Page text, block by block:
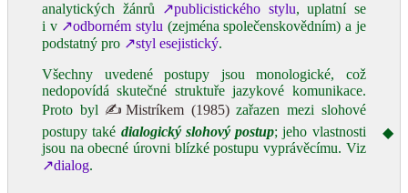
analytických žánrů
↗publicistického stylu, uplatní se
i v ↗odborném stylu (zejména společenskovědním) a je
podstatný pro ↗styl esejistický.
Všechny uvedené postupy jsou monologické, což
nedopovídá skutečné struktuře jazykové komunikace.
Proto byl ✍Mistríkem (1985)zařazen mezi slohové
postupy také dialogický slohový postup; jeho vlastnosti
jsou na obecné úrovni blízké postupu vyprávěcímu. Viz
↗dialog.
◆